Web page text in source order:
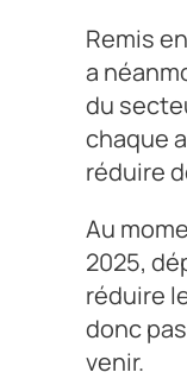
Remis
a
du
chaque
réduire
Au
2025,
réduire
donc
venir.